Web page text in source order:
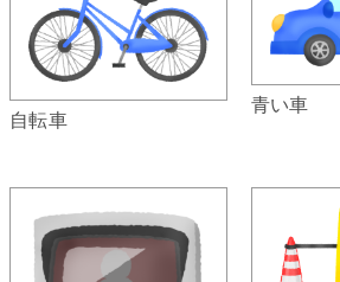
自転車
青い車